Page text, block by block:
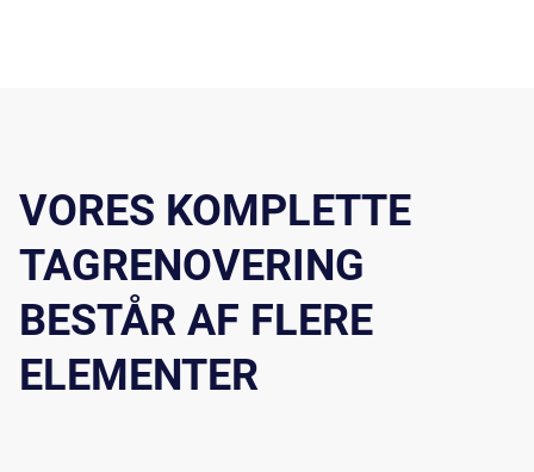
VORES KOMPLETTE
TAGRENOVERING
BESTÅR AF FLERE
ELEMENTER